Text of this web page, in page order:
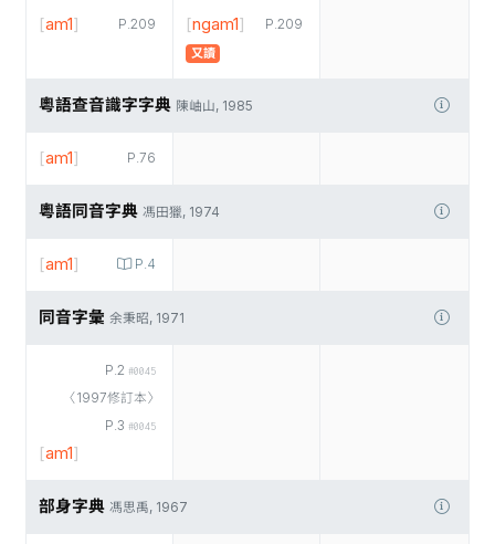
P.209
[am1] P.209
[ngam1]
又讀
粵語查音識字字典 陳岫山, 1985
P.76
[am1]
粵語同音字典 馮田獵, 1974
P.4
[am1]
同音字彙 余秉昭, 1971
P.2 #0045
〈1997修訂本〉
P.3 #0045
[am1]
部身字典 馮思禹, 1967